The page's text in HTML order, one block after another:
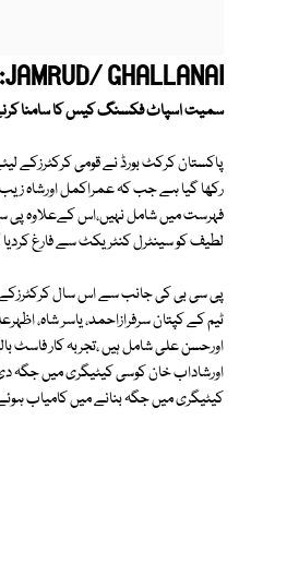
JAMRUD/ GHALLANAI:
سمیت اسپاٹ فکسنگ کیس کا سامنا
رکھا گیا ہے جب کہ عمراکمل اورشاہ
فہرست میں شامل نہیں،اس کےعلاوہ پی
لطیف کو سینٹرل کنٹریکٹ سے فارغ
ٹیم کے کپتان سرفرازاحمد، یاسر شاہ،
اورحسن علی شامل ہیں ،تجربہ کار فاسٹ
اورشاداب خان کوسی کیٹیگری میں جگہ
کیٹیگری میں جگہ بنانے میں کامیاب